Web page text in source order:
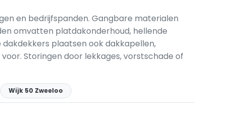
en bedrijfspanden. Gangbare materialen
omvatten platdakonderhoud, hellende
plaatsen ook dakkapellen,
Storingen door lekkages, vorstschade of
Wijk 50 Zweeloo